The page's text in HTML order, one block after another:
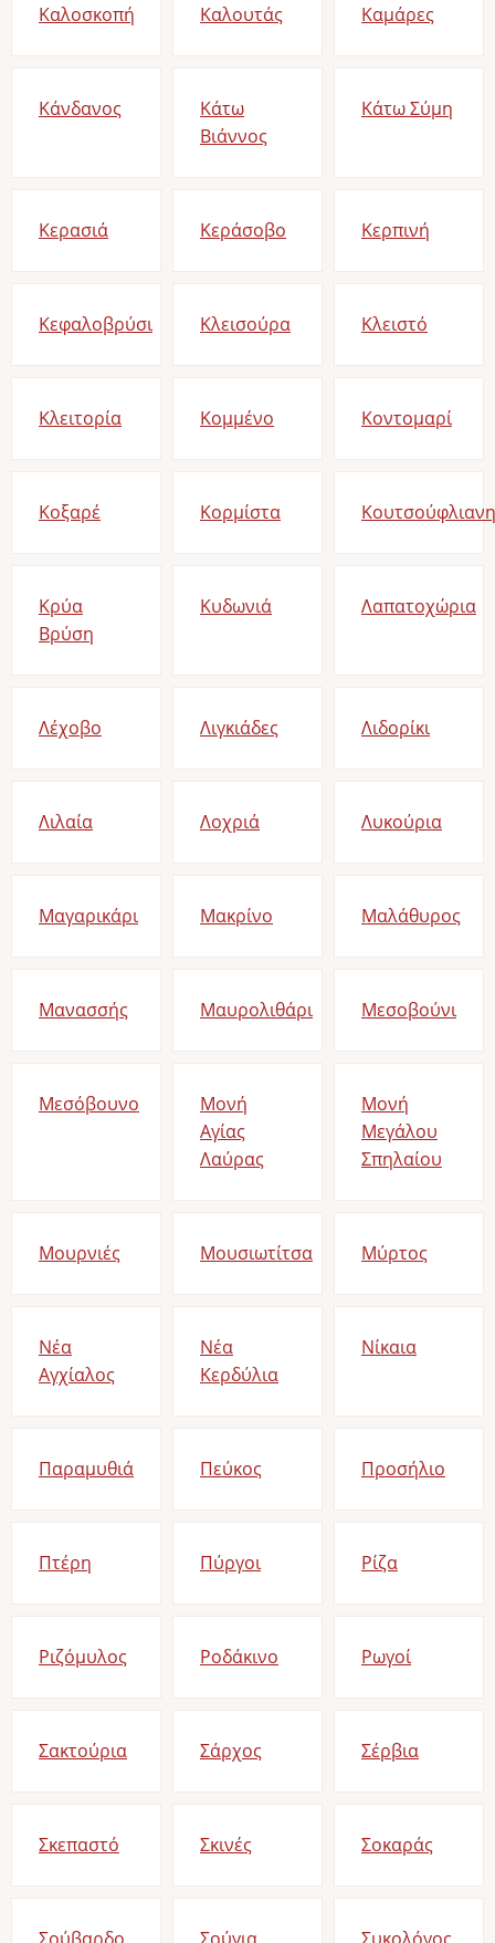
Καλοσκοπή Καλουτάς Καμάρες
Κάνδανος
Κάτω
Βιάννος
Κάτω Σύμη
Κερασιά Κεράσοβο Κερπινή
Κεφαλοβρύσι Κλεισούρα Κλειστό
Κλειτορία Κομμένο Κοντομαρί
Κοξαρέ Κορμίστα Κουτσούφλιανη
Κρύα
Βρύση
Κυδωνιά Λαπατοχώρια
Λέχοβο Λιγκιάδες Λιδορίκι
Λιλαία Λοχριά Λυκούρια
Μαγαρικάρι Μακρίνο Μαλάθυρος
Μανασσής Μαυρολιθάρι Μεσοβούνι
Μεσόβουνο
Μονή
Αγίας
Λαύρας
Μονή
Μεγάλου
Σπηλαίου
Μουρνιές Μουσιωτίτσα Μύρτος
Νέα
Aγχίαλος
Νέα
Κερδύλια
Νίκαια
Παραμυθιά Πεύκος Προσήλιο
Πτέρη Πύργοι Ρίζα
Ριζόμυλος Ροδάκινο Ρωγοί
Σακτούρια Σάρχος Σέρβια
Σκεπαστό Σκινές Σοκαράς